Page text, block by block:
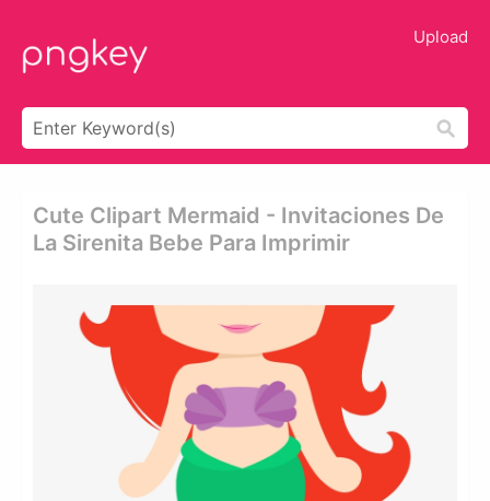
Upload
Cute Clipart Mermaid - Invitaciones De
La Sirenita Bebe Para Imprimir